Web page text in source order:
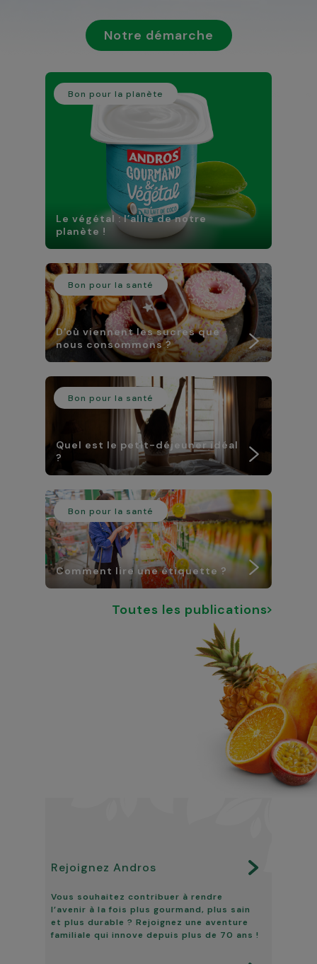
Notre démarche
Bon pour la planète
Le végétal : l’allié de notre
planète !
Bon pour la santé
D'où viennent les sucres que
nous consommons ?
Bon pour la santé
Quel est le petit-déjeuner idéal
?
Bon pour la santé
Comment lire une étiquette ?
Toutes les publications
Rejoignez Andros
Vous souhaitez contribuer à rendre
l’avenir à la fois plus gourmand, plus sain
et plus durable ? Rejoignez une aventure
familiale qui innove depuis plus de 70 ans !